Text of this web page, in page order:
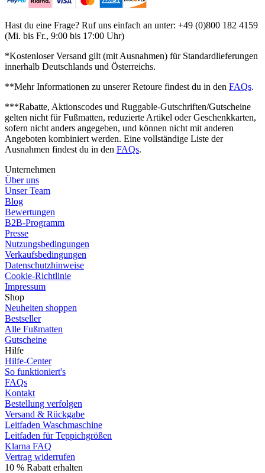
Hast du eine Frage? Ruf uns einfach an unter: +49 (0)800 182 4159
(Mi. bis Fr., 9:00 bis 17:00 Uhr)
*Kostenloser Versand gilt (mit Ausnahmen) für Standardlieferungen
innerhalb Deutschlands und Österreichs.
**Mehr Informationen zu unserer Retoure findest du in den FAQs.
***Rabatte, Aktionscodes und Ruggable-Gutschriften/Gutscheine
gelten nicht für Fußmatten, reduzierte Artikel oder Geschenkkarten,
sofern nicht anders angegeben, und können nicht mit anderen
Angeboten kombiniert werden. Eine vollständige Liste der
Ausnahmen findest du in den FAQs.
Unternehmen
Über uns
Unser Team
Blog
Bewertungen
B2B-Programm
Presse
Nutzungsbedingungen
Verkaufsbedingungen
Datenschutzhinweise
Cookie-Richtlinie
Impressum
Shop
Neuheiten shoppen
Bestseller
Alle Fußmatten
Gutscheine
Hilfe
Hilfe-Center
So funktioniert's
FAQs
Kontakt
Bestellung verfolgen
Versand & Rückgabe
Leitfaden Waschmaschine
Leitfaden für Teppichgrößen
Klarna FAQ
Vertrag widerrufen
10 % Rabatt erhalten